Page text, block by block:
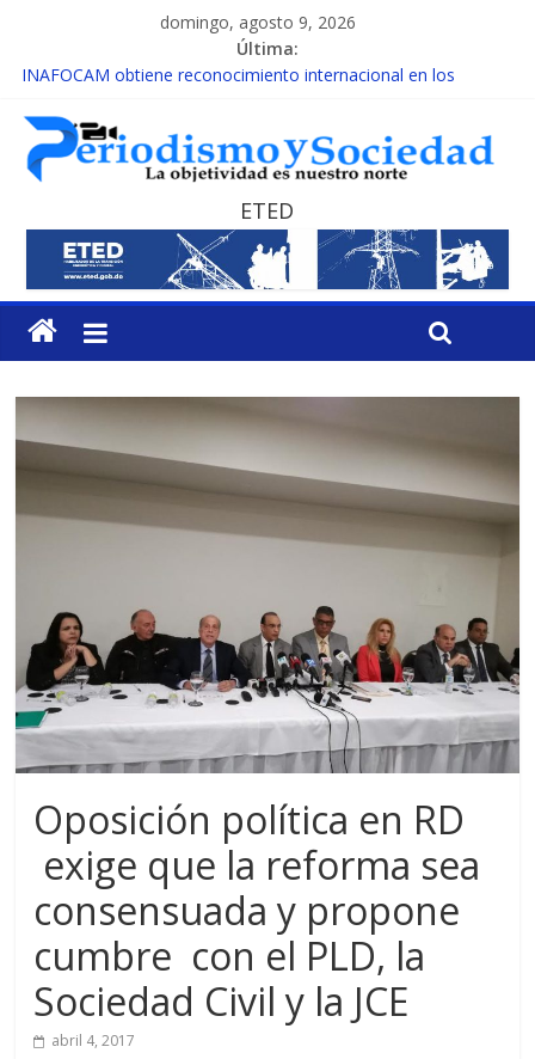
domingo, agosto 9, 2026
Última:
INAFOCAM obtiene reconocimiento internacional en los
15 de febrero de cada año es Día Nacional de la lucha contra el
cáncer infantil
EL ENFOQUE UNILATERAL DE LA COALICIÓN
MESCyT y Universidad Albizu apoyarán rehabilitación de
reclusos
MESCyT presenta calendario de Consulta Nacional por la
Educación
ETED
Oposición política en RD
exige que la reforma sea
consensuada y propone
cumbre con el PLD, la
Sociedad Civil y la JCE
abril 4, 2017